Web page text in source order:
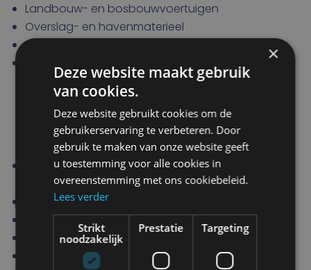
Landbouw- en bosbouwvoertuigen
Overslag- en havenmaterieel
Industriële machines met hoge trillingbelasting
Voertuigen waar een
gerichte lichtbundel op
afstandnodig is
Garantie & certificeringen
Garantie:5 jaar fabrieksgaranties op
lichtopbrengst
Trillingstest:tot 15,3 Grms (10–2000 Hz)
Schokbestendigheid:60 G
Corrosietest:240 uur zoutnevel (ISO 9227)
EMC / elektrische normen:
CISPR 25 Class 5, EN
×
Deze website maakt gebruik
van cookies.
Deze website gebruikt cookies om de
gebruikerservaring te verbeteren. Door
gebruik te maken van onze website geeft
u toestemming voor alle cookies in
overeenstemming met ons cookiebeleid.
Lees verder
Strikt
noodzakelijk
Prestatie Targeting